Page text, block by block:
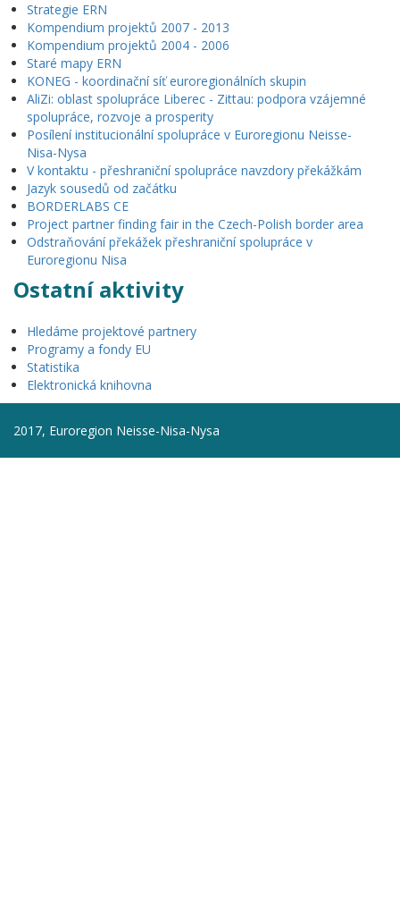
Strategie ERN
Kompendium projektů 2007 - 2013
Kompendium projektů 2004 - 2006
Staré mapy ERN
KONEG - koordinační síť euroregionálních skupin
AliZi: oblast spolupráce Liberec - Zittau: podpora vzájemné
spolupráce, rozvoje a prosperity
Posílení institucionální spolupráce v Euroregionu Neisse-
Nisa-Nysa
V kontaktu - přeshraniční spolupráce navzdory překážkám
Jazyk sousedů od začátku
BORDERLABS CE
Project partner finding fair in the Czech-Polish border area
Odstraňování překážek přeshraniční spolupráce v
Euroregionu Nisa
Ostatní aktivity
Hledáme projektové partnery
Programy a fondy EU
Statistika
Elektronická knihovna
2017, Euroregion Neisse-Nisa-Nysa